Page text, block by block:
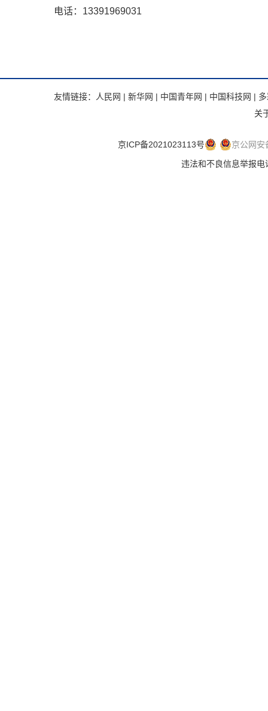
电话：13391969031
友情链接： 人民网 | 新华网 | 中国青年网 | 中国科技网 |
关
京ICP备2021023113号
京公网
违法和不良信息举报